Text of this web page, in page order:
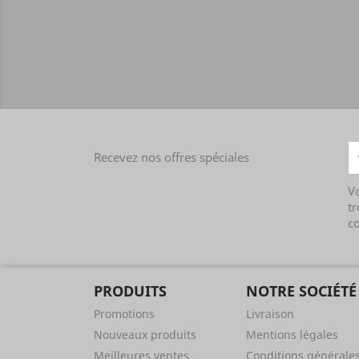
Recevez nos offres spéciales
PRODUITS
Promotions
Nouveaux produits
Meilleures ventes
NOTRE SOCIÉTÉ
Livraison
Mentions légales
Conditions